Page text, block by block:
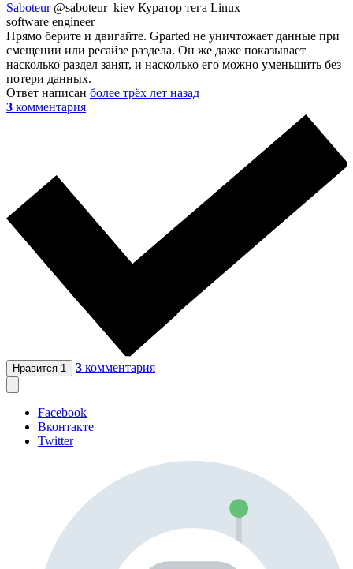
Saboteur @saboteur_kiev Куратор тега Linux
software engineer
Прямо берите и двигайте. Gparted не уничтожает данные при
смещении или ресайзе раздела. Он же даже показывает
насколько раздел занят, и насколько его можно уменьшить без
потери данных.
Ответ написан более трёх лет назад
3 комментария
Нравится 1 3 комментария
Facebook
Вконтакте
Twitter